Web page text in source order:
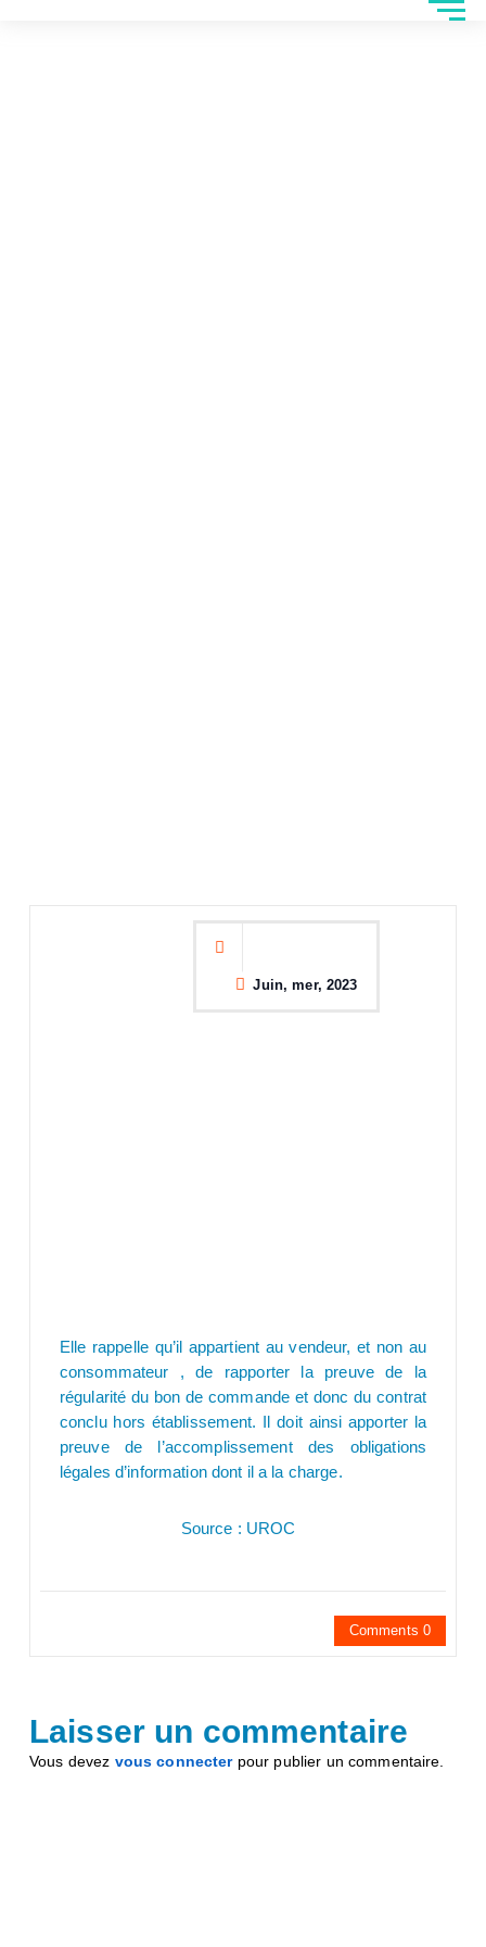
Juin, mer, 2023
Elle rappelle qu’il appartient au vendeur, et non au
consommateur , de rapporter la preuve de la
régularité du bon de commande et donc du contrat
conclu hors établissement. Il doit ainsi apporter la
preuve de l’accomplissement des obligations
légales d’information dont il a la charge.
Source : UROC
Comments 0
Laisser un commentaire
Vous devez vous connecterpour publier un commentaire.